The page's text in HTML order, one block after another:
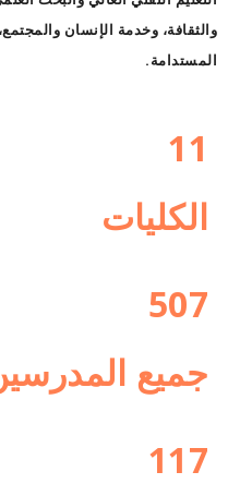
والثقافة، وخدمة الإنسان
المستدامة.
11
الكليات
507
جميع
117